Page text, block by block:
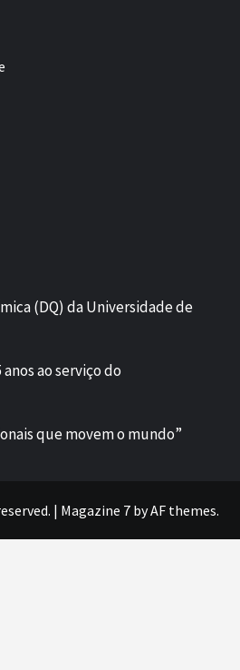
(DQ) da Universidade de
anos ao serviço do
que movem o mundo”
| Magazine 7by AF themes.